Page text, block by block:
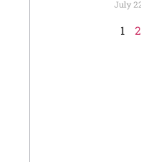
July
1 2